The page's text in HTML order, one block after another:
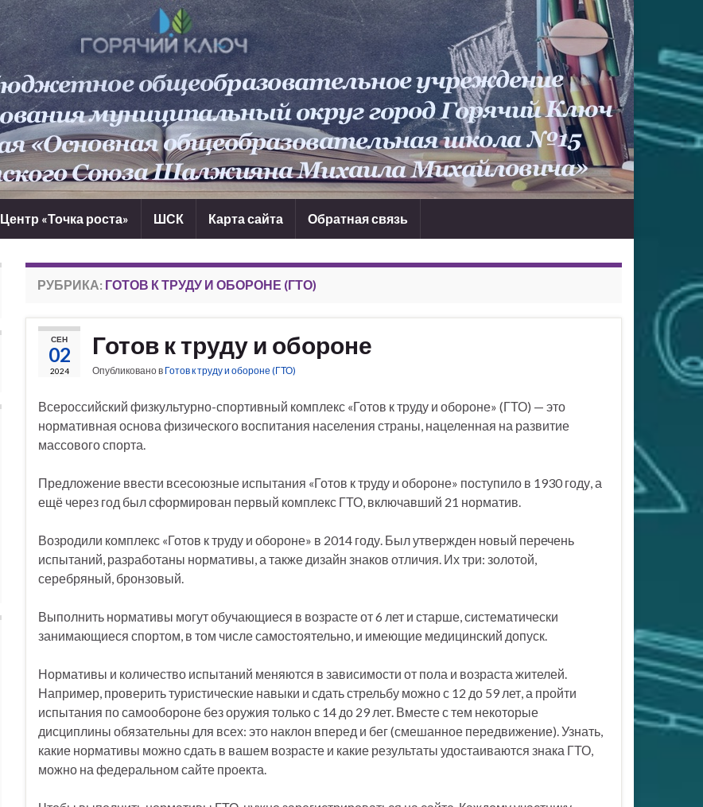
Центр «Точка роста» ШСК Карта сайта Обратная связь
РУБРИКА: ГОТОВ К ТРУДУ И ОБОРОНЕ (ГТО)
СЕН
02
2024
Готов к труду и обороне
Опубликовано в Готов к труду и обороне (ГТО)
Всероссийский физкультурно-спортивный комплекс «Готов к труду и обороне» (ГТО) — это
нормативная основа физического воспитания населения страны, нацеленная на развитие
массового спорта.
Предложение ввести всесоюзные испытания «Готов к труду и обороне» поступило в 1930 году, а
ещё через год был сформирован первый комплекс ГТО, включавший 21 норматив.
Возродили комплекс «Готов к труду и обороне» в 2014 году. Был утвержден новый перечень
испытаний, разработаны нормативы, а также дизайн знаков отличия. Их три: золотой,
серебряный, бронзовый.
Выполнить нормативы могут обучающиеся в возрасте от 6 лет и старше, систематически
занимающиеся спортом, в том числе самостоятельно, и имеющие медицинский допуск.
Нормативы и количество испытаний меняются в зависимости от пола и возраста жителей.
Например, проверить туристические навыки и сдать стрельбу можно с 12 до 59 лет, а пройти
испытания по самообороне без оружия только с 14 до 29 лет. Вместе с тем некоторые
дисциплины обязательны для всех: это наклон вперед и бег (смешанное передвижение). Узнать,
какие нормативы можно сдать в вашем возрасте и какие результаты удостаиваются знака ГТО,
можно на федеральном сайте проекта.